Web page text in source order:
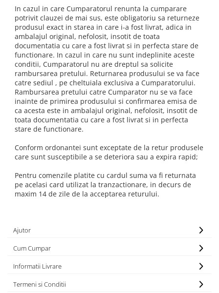
TIPIZATE & HARTII OPERATIONALE
PLICURI PENTRU CORESPONDENTA,
DOCUMENTE & SPECIALE
ETICHETE AUTOADEZIVE
CUBURI DIN HARTIE & CUBURI
NOTES
CAIETE & BLOCK NOTES-URI
ACCESORII PENTRU BIROU
PERFORATOARE
CAPSATOARE & DECAPSATOARE
CAPSE & SUPORTURI
TAVITE & SUPORT PENTRU
DOCUMENTE
BANDA ADEZIVA & DISPENCERE
ADEZIVI
ACCESORII PRINDERE
CORECTURA
INSTRUMENTE DE SCRIS DE
MANUSI NITRIL NEPUDRATE
In cazul in care Cumparatorul renunta la cumparare
potrivit clauzei de mai sus, este obligatoriu sa returneze
produsul exact in starea in care i-a fost livrat, adica in
ambalajul original, nefolosit, insotit de toata
documentatia cu care a fost livrat si in perfecta stare de
functionare. In cazul in care nu sunt indeplinite aceste
conditii, Cumparatorul nu are dreptul sa solicite
rambursarea pretului. Returnarea produsului se va face
catre sediul , pe cheltuiala exclusiva a Cumparatorului.
Rambursarea pretului catre Cumparator nu se va face
inainte de primirea produsului si confirmarea emisa de
ca acesta este in ambalajul original, nefolosit, insotit de
toata documentatia cu care a fost livrat si in perfecta
stare de functionare.
Conform ordonantei sunt exceptate de la retur produsele
care sunt susceptibile a se deteriora sau a expira rapid;
Pentru comenzile platite cu cardul suma va fi returnata
pe acelasi card utilizat la tranzactionare, in decurs de
maxim 14 de zile de la acceptarea returului.
Ajutor
Cum Cumpar
Informatii Livrare
Termeni si Conditii